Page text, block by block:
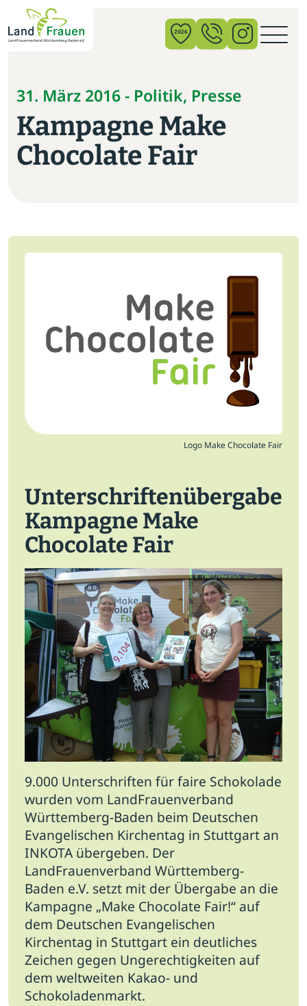
2026
31. März 2016 - Politik, Presse
Kampagne Make
Chocolate Fair
×
News
Verband
Politik
Vor Ort
Startseite
Jobs
Newsletter
Mitglied werden
Logo Make Chocolate Fair
Unterschriftenübergabe
Kampagne Make
Chocolate Fair
9.000 Unterschriften für faire Schokolade
wurden vom LandFrauenverband
Württemberg-Baden beim Deutschen
Evangelischen Kirchentag in Stuttgart an
INKOTA übergeben. Der
LandFrauenverband Württemberg-
Baden e.V. setzt mit der Übergabe an die
Kampagne „Make Chocolate Fair!“ auf
dem Deutschen Evangelischen
Kirchentag in Stuttgart ein deutliches
Zeichen gegen Ungerechtigkeiten auf
dem weltweiten Kakao- und
Schokoladenmarkt.